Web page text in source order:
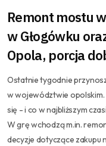
Remont mostu
w Głogówku
Opola, porcja
Ostatnie tygodnie
w województwie opolskim.
się - i co w najbliższym
W grę wchodzą m.in.
decyzje dotyczące zakupu